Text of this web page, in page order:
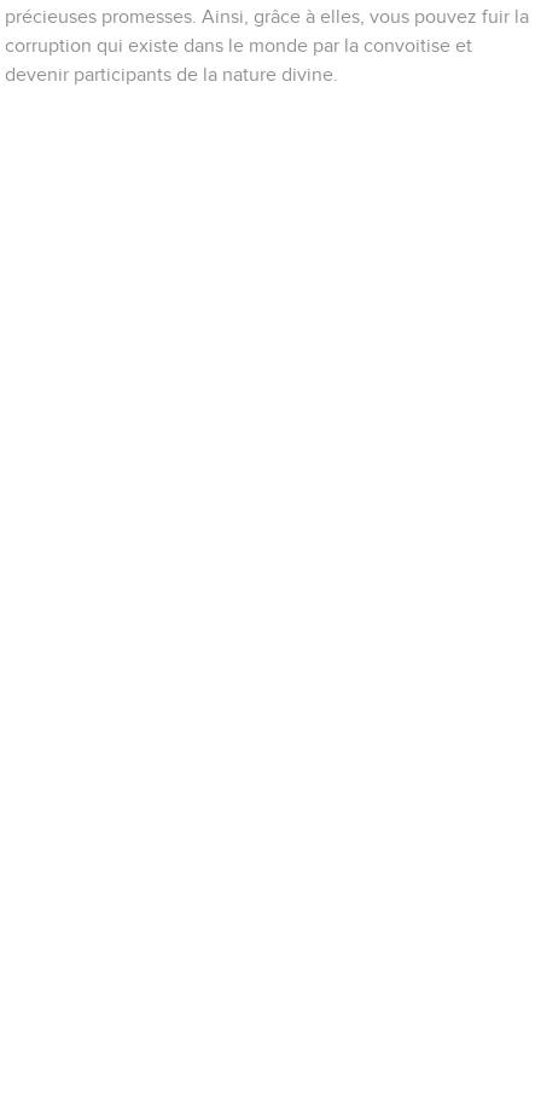
précieuses promesses. Ainsi, grâce à elles, vous pouvez fuir la
corruption qui existe dans le monde par la convoitise et
devenir participants de la nature divine.